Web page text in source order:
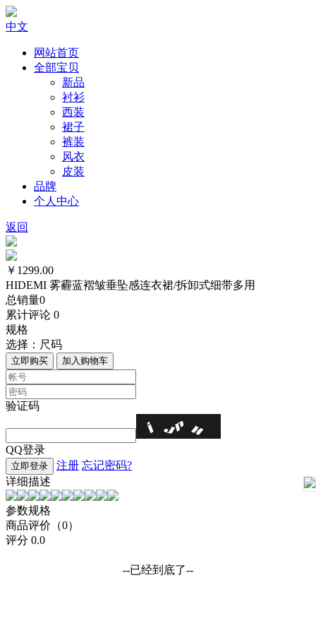
中文
网站首页
全部宝贝
新品
衬衫
西装
裙子
裤装
风衣
皮装
品牌
个人中心
返回
￥1299.00
HIDEMI 雾霾蓝褶皱垂坠感连衣裙/拆卸式细带多用
总销量0
累计评论 0
规格
选择： 尺码
立即购买 加入购物车
验证码
QQ登录
立即登录 注册 忘记密码?
详细描述
参数规格
商品评价（0）
评分 0.0
--已经到底了--